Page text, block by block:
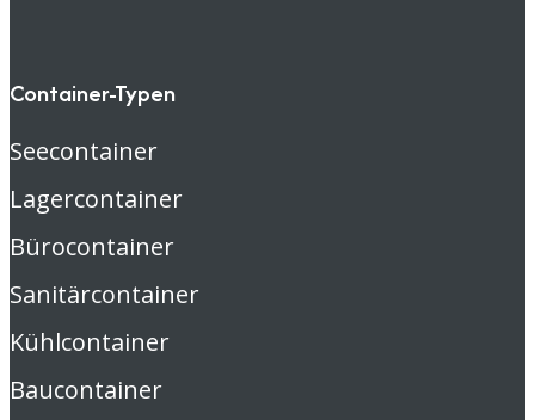
Container-Typen
Seecontainer
Lagercontainer
Bürocontainer
Sanitärcontainer
Kühlcontainer
Baucontainer